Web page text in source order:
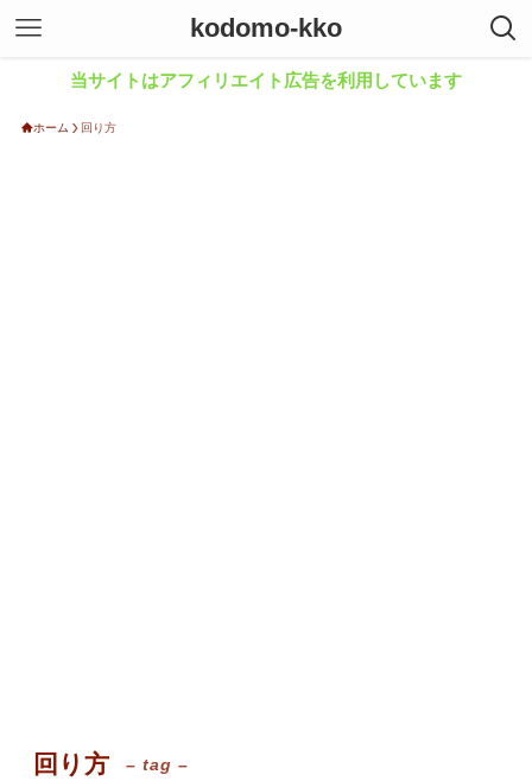
kodomo-kko
当サイトはアフィリエイト広告を利用しています
ホーム 回り方
回り方 – tag –